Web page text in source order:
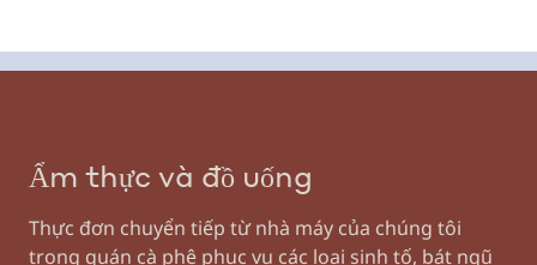
Ẩm thực và đồ uống
Thực đơn chuyển tiếp từ nhà máy của chúng tôi
trong quán cà phê phục vụ các loại sinh tố, bát ngũ